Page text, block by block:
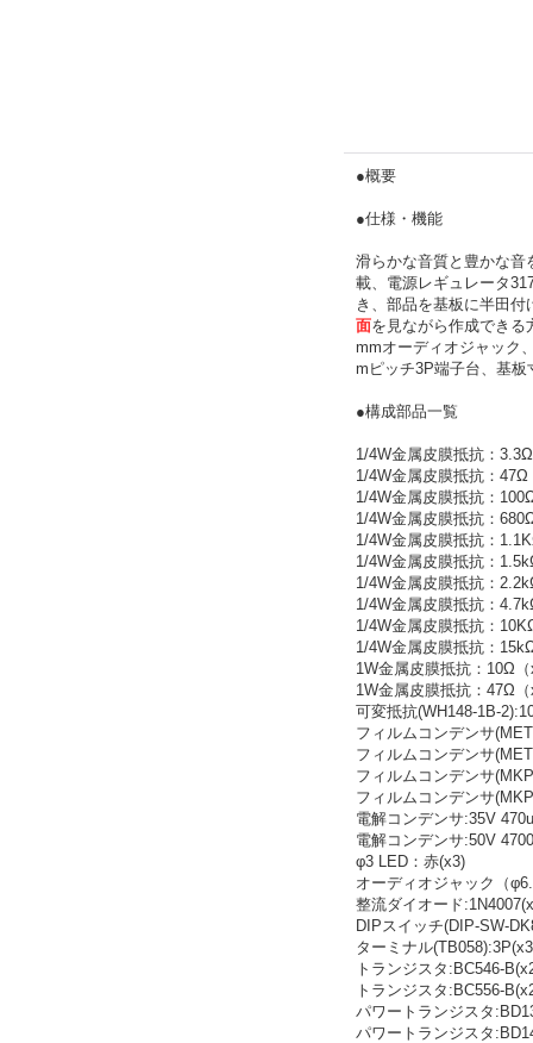
●概要
●仕様・機能
滑らかな音質と豊かな音
載、電源レギュレータ
き、部品を基板に半田
面を見ながら作成でき
mmオーディオジャック
mピッチ3P端子台、基
●構成部品一覧
1/4W金属皮膜抵抗：
1/4W金属皮膜抵抗：47Ω
1/4W金属皮膜抵抗：
1/4W金属皮膜抵抗：
1/4W金属皮膜抵抗：
1/4W金属皮膜抵抗：
1/4W金属皮膜抵抗：
1/4W金属皮膜抵抗：
1/4W金属皮膜抵抗：
1/4W金属皮膜抵抗：
1W金属皮膜抵抗：10Ω
1W金属皮膜抵抗：47Ω
可変抵抗(WH148-1B-
フィルムコンデンサ
フィルムコンデンサ
フィルムコンデンサ
フィルムコンデンサ
電解コンデンサ:35V
電解コンデンサ:50V
φ3 LED：赤(x3)
オーディオジャック（
整流ダイオード
DIPスイッチ(DIP-SW-
ターミナル
トランジスタ:BC546-
トランジスタ:BC556-
パワートランジスタ
パワートランジスタ